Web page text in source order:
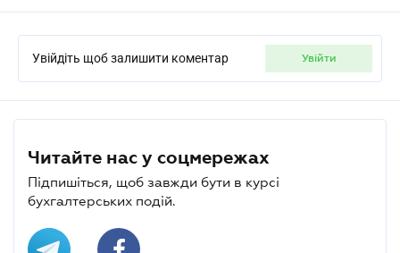
Увійдіть щоб залишити коментар увійти
Читайте нас у соцмережах
Підпишіться, щоб завжди бути в курсі
бухгалтерських подій.